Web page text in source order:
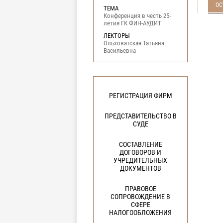
ТЕМА
Конференция в честь 25-
летия ГК ФИН-АУДИТ
ЛЕКТОРЫ
Ольховатская Татьяна
Васильевна
РЕГИСТРАЦИЯ ФИРМ
ПРЕДСТАВИТЕЛЬСТВО В
СУДЕ
СОСТАВЛЕНИЕ
ДОГОВОРОВ И
УЧРЕДИТЕЛЬНЫХ
ДОКУМЕНТОВ
ПРАВОВОЕ
СОПРОВОЖДЕНИЕ В
СФЕРЕ
НАЛОГООБЛОЖЕНИЯ